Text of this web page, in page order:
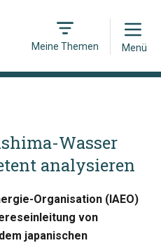
Meine Themen
Open
Menü
Wasser
analysieren
Organisation (IAEO)
von
japanischen